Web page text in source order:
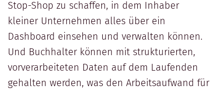
Stop-Shop zu schaffen, in dem Inhaber
kleiner Unternehmen alles über ein
Dashboard einsehen und verwalten können.
Und Buchhalter können mit strukturierten,
vorverarbeiteten Daten auf dem Laufenden
gehalten werden, was den Arbeitsaufwand für